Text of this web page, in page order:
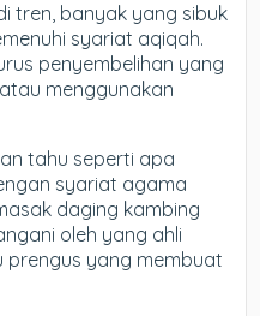
tren, banyak yang sibuk
syariat aqiqah.
penyembelihan yang
menggunakan
tahu seperti apa
syariat agama
daging kambing
oleh yang ahli
yang membuat